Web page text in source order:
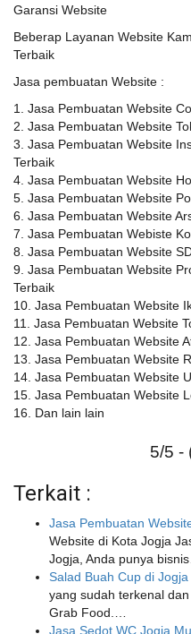
Garansi Website
Beberap Layanan Website
Terbaik
Jasa pembuatan Website :
1. Jasa Pembuatan Website
2. Jasa Pembuatan Website
3. Jasa Pembuatan Website
Terbaik
4. Jasa Pembuatan Website
5. Jasa Pembuatan Website
6. Jasa Pembuatan Website
7. Jasa Pembuatan Webiste
8. Jasa Pembuatan Website
9. Jasa Pembuatan Website
Terbaik
10. Jasa Pembuatan Website
11. Jasa Pembuatan Website
12. Jasa Pembuatan Website
13. Jasa Pembuatan Website
14. Jasa Pembuatan Website
15. Jasa Pembuatan Website
16. Dan lain lain
5/5 -
Terkait :
Jasa Pembuatan
Website di Kota Jogja
Jogja, Anda punya
Salad Buah Cup di Jogja
yang sudah terkenal
Grab Food.…
Jasa Sedot WC Jogja